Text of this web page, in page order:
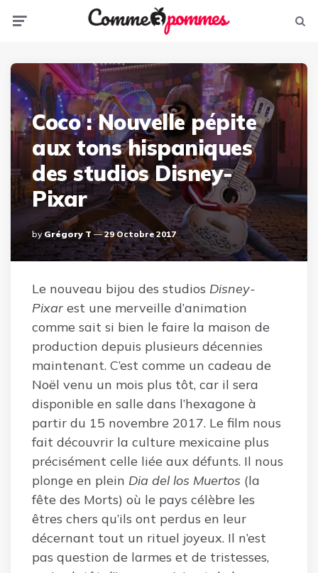
Coco : Nouvelle pépite
aux tons hispaniques
des studios Disney-
Pixar
Posted
By
By Grégory T 29 Octobre 2017
Le nouveau bijou des studios Disney-
Pixar est une merveille d’animation
comme sait si bien le faire la maison de
production depuis plusieurs décennies
maintenant. C’est comme un cadeau de
Noël venu un mois plus tôt, car il sera
disponible en salle dans l’hexagone à
partir du 15 novembre 2017. Le film nous
fait découvrir la culture mexicaine plus
précisément celle liée aux défunts. Il nous
plonge en plein Dia del los Muertos (la
fête des Morts) où le pays célèbre les
êtres chers qu’ils ont perdus en leur
décernant tout un rituel joyeux. Il n’est
pas question de larmes et de tristesses,